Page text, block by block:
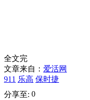
全文完
文章来自： 爱活网
911 乐高 保时捷
分享至: 0